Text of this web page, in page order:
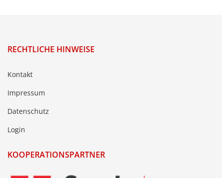
RECHTLICHE HINWEISE
Kontakt
Impressum
Datenschutz
Login
KOOPERATIONSPARTNER